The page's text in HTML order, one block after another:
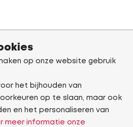
op onze website gebruik
het bijhouden van
op te slaan, maar ook
en het personaliseren van
meer informatie onze